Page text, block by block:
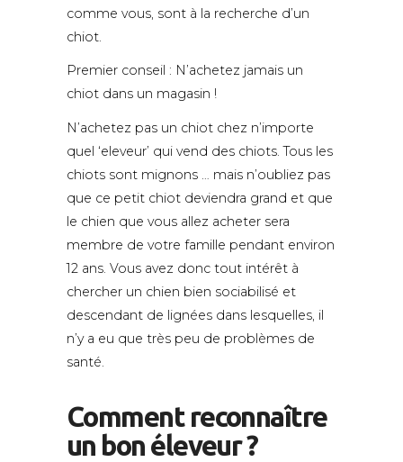
comme vous, sont à la recherche d’un
chiot.
Premier conseil : N’achetez jamais un
chiot dans un magasin !
N’achetez pas un chiot chez n’importe
quel ‘eleveur’ qui vend des chiots. Tous les
chiots sont mignons … mais n’oubliez pas
que ce petit chiot deviendra grand et que
le chien que vous allez acheter sera
membre de votre famille pendant environ
12 ans. Vous avez donc tout intérêt à
chercher un chien bien sociabilisé et
descendant de lignées dans lesquelles, il
n’y a eu que très peu de problèmes de
santé.
Comment reconnaître
un bon éleveur ?